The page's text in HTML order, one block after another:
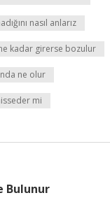
nasıl anlarız
ne kadar girerse bozulur
ne olur
mi
Bulunur